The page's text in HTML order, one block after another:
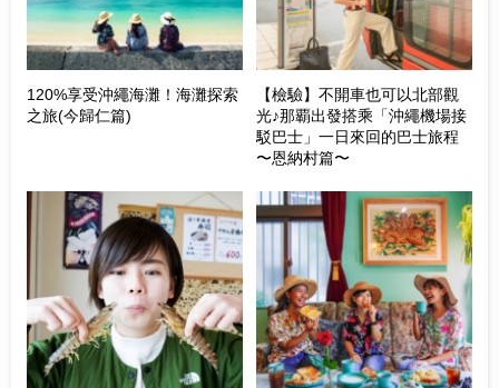
120%享受沖繩海灘！海灘探索
之旅(今歸仁篇)
【檢驗】不開車也可以北部觀
光♪那覇出發搭乘「沖繩機場接
駁巴士」一日來回的巴士旅程
〜恩納村篇〜